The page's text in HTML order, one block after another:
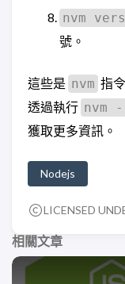
nvm
號。
這些是 nvm 指
透過執行 nvm
獲取更多資訊。
Nodejs
LICENSED
相關文章